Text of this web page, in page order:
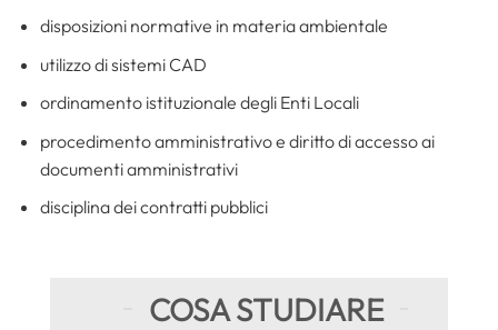
disposizioni normative in materia ambientale
utilizzo di sistemi CAD
ordinamento istituzionale degli Enti Locali
procedimento amministrativo e diritto di accesso ai
documenti amministrativi
disciplina dei contratti pubblici
COSA STUDIARE